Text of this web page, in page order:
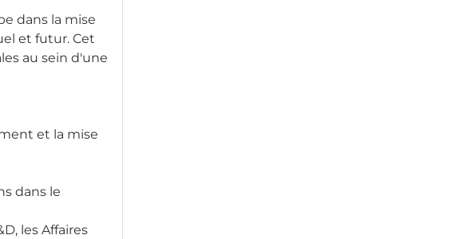
dans la mise
et futur. Cet
au sein d'une
et la mise
dans le
les Affaires